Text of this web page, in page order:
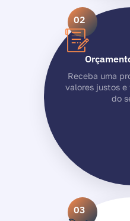
02
Receba uma
valores justos
do
03